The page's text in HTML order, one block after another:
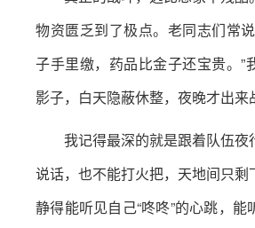
物资匮乏到了极点。老同志们常
子手里缴，药品比金子还宝贵。”
影子，白天隐蔽休整，夜晚才出来
我记得最深的就是跟着队伍夜
说话，也不能打火把，天地间只剩
静得能听见自己“咚咚”的心跳，能